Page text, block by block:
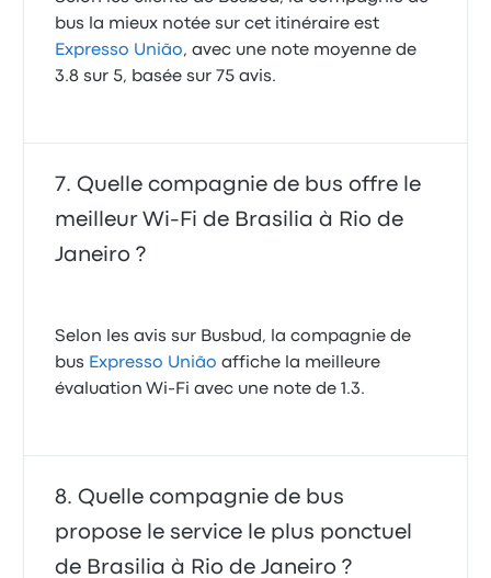
bus la mieux notée sur cet itinéraire est
Expresso União, avec une note moyenne de
3.8 sur 5, basée sur 75 avis.
Quelle compagnie de bus offre le
meilleur Wi-Fi de Brasilia à Rio de
Janeiro ?
Selon les avis sur Busbud, la compagnie de
bus Expresso União affiche la meilleure
évaluation Wi-Fi avec une note de 1.3.
Quelle compagnie de bus
propose le service le plus ponctuel
de Brasilia à Rio de Janeiro ?